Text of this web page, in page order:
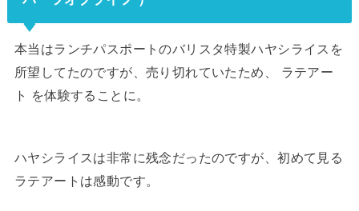
本当はランチパスポートのバリスタ特製ハヤシライスを
所望してたのですが、売り切れていたため、 ラテアー
ト を体験することに。
ハヤシライスは非常に残念だったのですが、初めて見る
ラテアートは感動です。